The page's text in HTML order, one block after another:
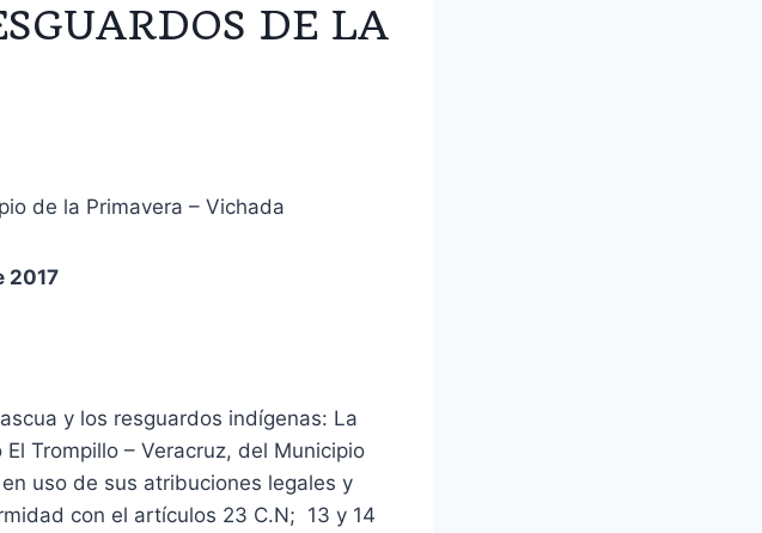
DE LA
de la Primavera – Vichada
2017
y los resguardos indígenas: La
Trompillo – Veracruz, del Municipio
uso de sus atribuciones legales y
con el artículos 23 C.N; 13 y 14